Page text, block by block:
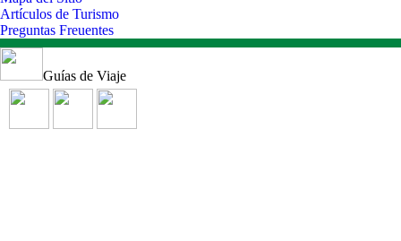
Artículos de Turismo
Preguntas Freuentes
Guías de Viaje